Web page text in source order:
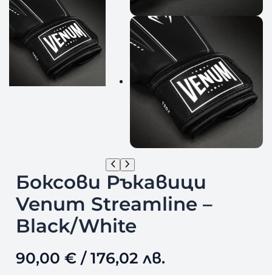
Боксови Ръкавици
Venum Streamline –
Black/White
90,00 €/ 176,02 лв.